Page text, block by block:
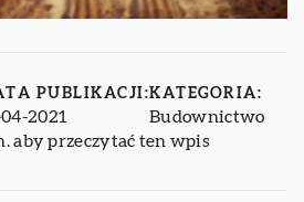
PUBLIKACJI:
2021
KATEGORIA:
Budownictwo
aby przeczytać ten wpis